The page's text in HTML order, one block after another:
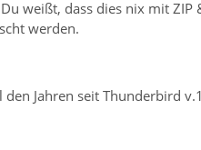
weißt, dass dies nix mit ZIP
werden.
Jahren seit Thunderbird